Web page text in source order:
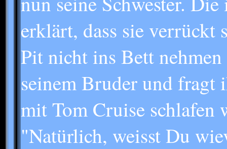
erklärt, dass sie verrückt
Pit nicht ins Bett
seinem Bruder und
mit Tom Cruise schlafen
"Natürlich, weisst Du